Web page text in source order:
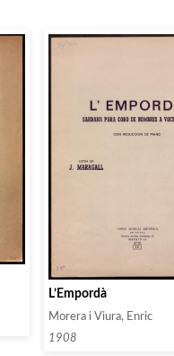
L’Empordà
Morera i Viura, Enric
1908